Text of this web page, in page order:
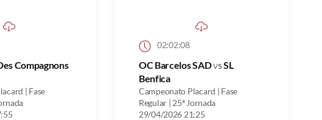
Compagnons
| Fase
02:02:08
OC Barcelos SADvsSL
Benfica
Campeonato Placard | Fase
Regular | 25ª Jornada
29/04/2026 21:25